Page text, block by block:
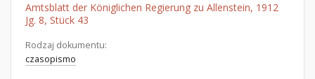
Amtsblatt der Königlichen Regierung zu Allenstein, 1912
Jg. 8, Stück 43
Rodzaj dokumentu:
czasopismo